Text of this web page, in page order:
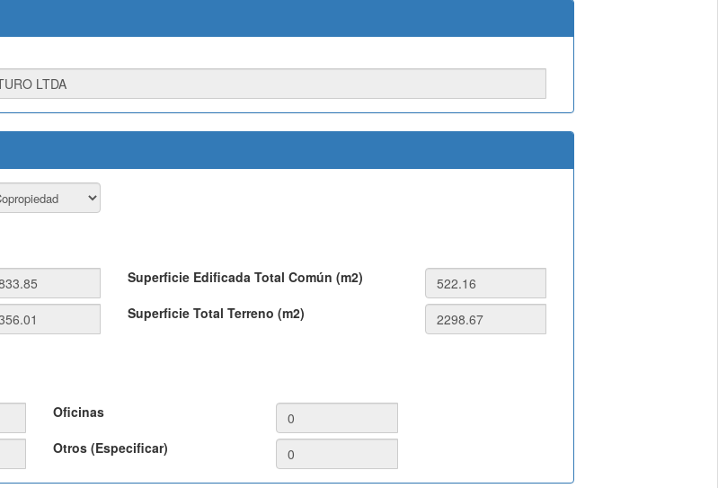
Superficie Edificada Total Común (m2)
Superficie Total Terreno (m2)
Oficinas
Otros (Especificar)